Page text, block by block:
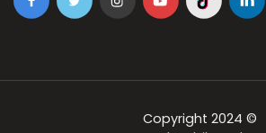
Copyright 2024 ©